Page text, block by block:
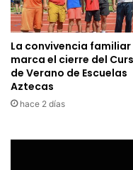
La convivencia familiar
marca el cierre del
de Verano de Escuelas
Aztecas
hace 2 días